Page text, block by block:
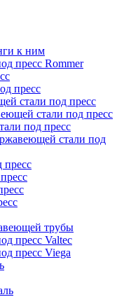
к ним
пресс Rommer
пресс
стали под пресс
стали под пресс
под пресс
стали под
пресс
трубы
пресс Valtec
пресс Viega